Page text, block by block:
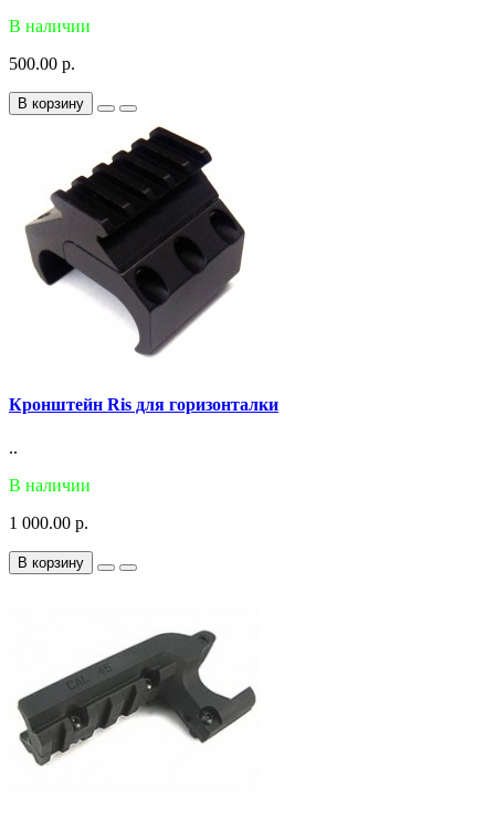
В наличии
500.00 р.
В корзину
Кронштейн Ris для горизонталки
..
В наличии
1 000.00 р.
В корзину